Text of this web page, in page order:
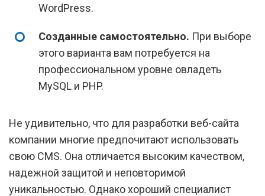
WordPress.
Созданные самостоятельно. При выборе
этого варианта вам потребуется на
профессиональном уровне овладеть
MySQL и PHP.
Не удивительно, что для разработки веб-сайта
компании многие предпочитают использовать
свою CMS. Она отличается высоким качеством,
надежной защитой и неповторимой
уникальностью. Однако хороший специалист